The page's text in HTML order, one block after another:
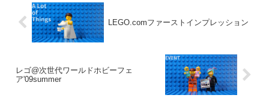
LEGO.comファーストインプレッション
レゴ@次世代ワールドホビーフェ
ア'09summer